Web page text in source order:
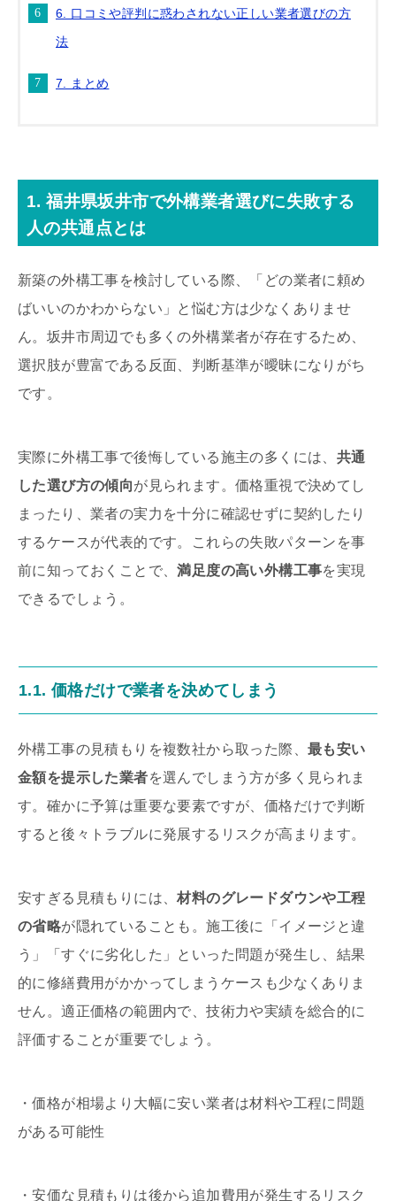
6. 口コミや評判に惑わされない正しい業者選びの方
法
7. まとめ
1. 福井県坂井市で外構業者選びに失敗する
人の共通点とは
新築の外構工事を検討している際、「どの業者に頼め
ばいいのかわからない」と悩む方は少なくありませ
ん。坂井市周辺でも多くの外構業者が存在するため、
選択肢が豊富である反面、判断基準が曖昧になりがち
です。
実際に外構工事で後悔している施主の多くには、 共通
した選び方の傾向が見られます。価格重視で決めてし
まったり、業者の実力を十分に確認せずに契約したり
するケースが代表的です。これらの失敗パターンを事
前に知っておくことで、満足度の高い外構工事を実現
できるでしょう。
1.1. 価格だけで業者を決めてしまう
外構工事の見積もりを複数社から取った際、 最も安い
金額を提示した業者を選んでしまう方が多く見られま
す。確かに予算は重要な要素ですが、価格だけで判断
すると後々トラブルに発展するリスクが高まります。
安すぎる見積もりには、材料のグレードダウンや工程
の省略が隠れていることも。施工後に「イメージと違
う」「すぐに劣化した」といった問題が発生し、結果
的に修繕費用がかかってしまうケースも少なくありま
せん。適正価格の範囲内で、技術力や実績を総合的に
評価することが重要でしょう。
・価格が相場より大幅に安い業者は材料や工程に問題
がある可能性
・安価な見積もりは後から追加費用が発生するリスク